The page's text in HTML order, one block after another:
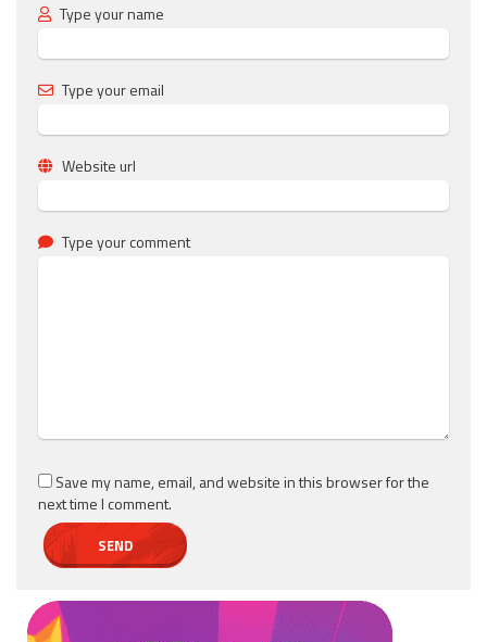
Type your name
Type your email
Website url
Type your comment
Save my name, email, and website in this browser for the
next time I comment.